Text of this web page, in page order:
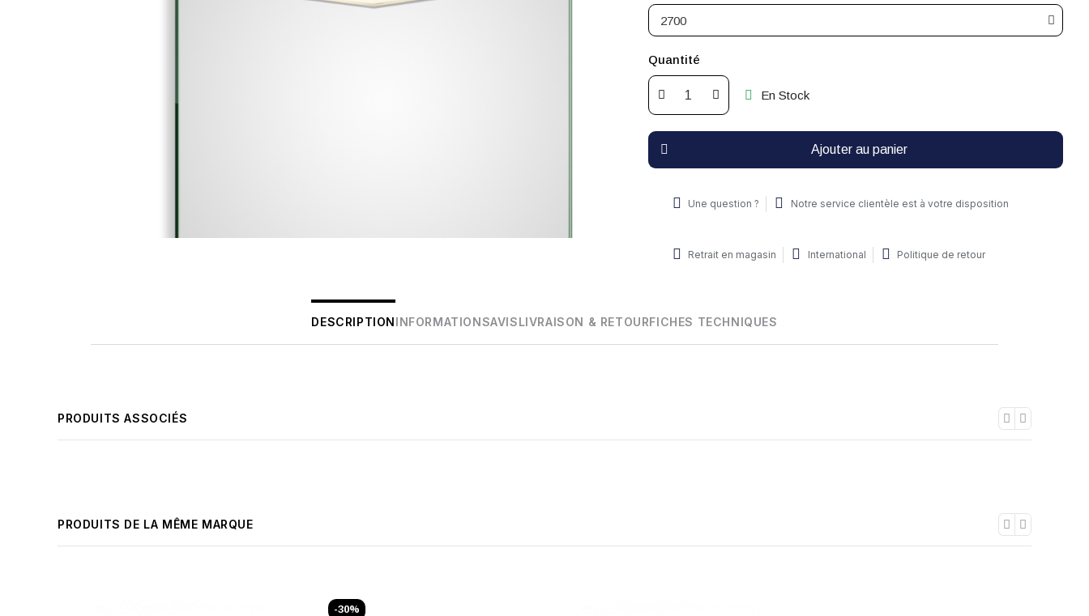
Quantité
En Stock
Ajouter au panier
Une question ? Notre service clientèle est à votre disposition
Retrait en magasin International Politique de retour
DESCRIPTIONINFORMATIONSAVISLIVRAISON & RETOURFICHES TECHNIQUES
PRODUITS ASSOCIÉS
PRODUITS DE LA MÊME MARQUE
-30%